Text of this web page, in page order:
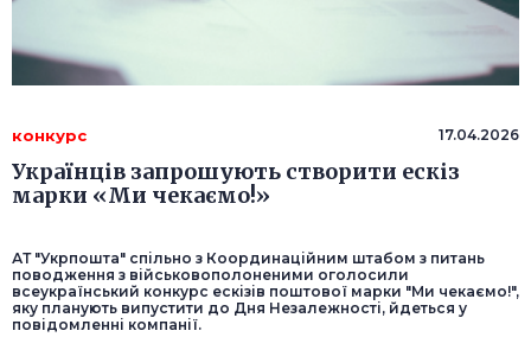
конкурс 17.04.2026
Українців запрошують створити ескіз
марки «Ми чекаємо!»
АТ "Укрпошта" спільно з Координаційним штабом з питань
поводження з військовополоненими оголосили
всеукраїнський конкурс ескізів поштової марки "Ми чекаємо!",
яку планують випустити до Дня Незалежності, йдеться у
повідомленні компанії.